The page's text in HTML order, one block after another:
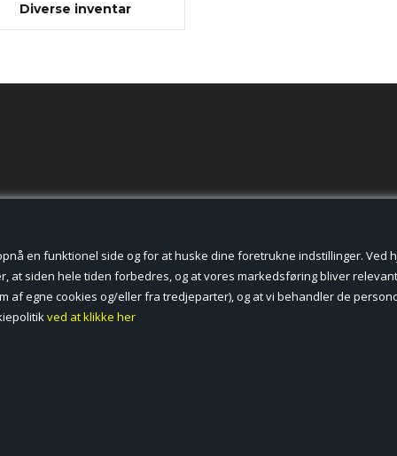
en funktionel side og for at huske dine foretrukne indstillinger. Ved
at siden hele tiden forbedres, og at vores markedsføring bliver
af egne cookies og/eller fra tredjeparter), og at vi behandler de
ved at klikke her
Diverse inventar